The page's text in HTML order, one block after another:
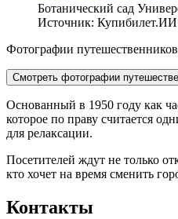
Ботанический сад
Источник: Купибилет.ИИ
Фотографии
Смотреть фотографии
Основанный в 1950 году как
которое по праву считается
для релаксации.
Посетителей ждут не только
кто хочет на время сменить
Контакты